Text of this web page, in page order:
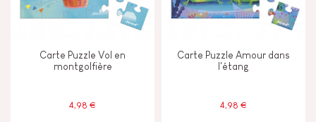
Carte Puzzle Vol en
montgolfière
4,98 €
Carte Puzzle Amour dans
l'étang
4,98 €